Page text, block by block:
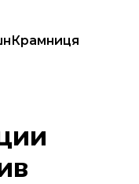
Крамниця